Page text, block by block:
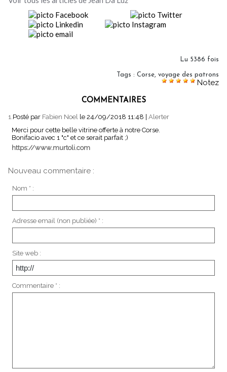
Lu 5386 fois
Tags : Corse voyage des patrons
Notez
COMMENTAIRES
1. Posté par Fabien Noel le 24/09/2018 11:48 | Alerter
Merci pour cette belle vitrine offerte à notre Corse.
Bonifacio avec 1 "c" et ce serait parfait ;)
https://www.murtoli.com
Nouveau commentaire :
Nom * :
Adresse email (non publiée) * :
Site web :
Commentaire * :